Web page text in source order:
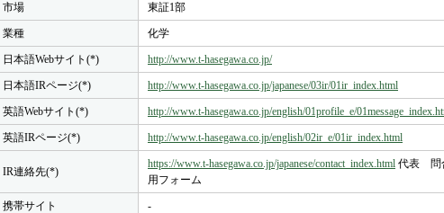
市場 東証1部
業種 化学
日本語Webサイト(*) http://www.t-hasegawa.co.jp/
日本語IRページ(*) http://www.t-hasegawa.co.jp/japanese/03ir/01ir_index.html
英語Webサイト(*) http://www.t-hasegawa.co.jp/english/01profile_e/
英語IRページ(*) http://www.t-hasegawa.co.jp/english/02ir_e/01ir_index.html
IR連絡先(*)
https://www.t-hasegawa.co.jp/japanese/contact_index.html 代表 問
用フォーム
携帯サイト -